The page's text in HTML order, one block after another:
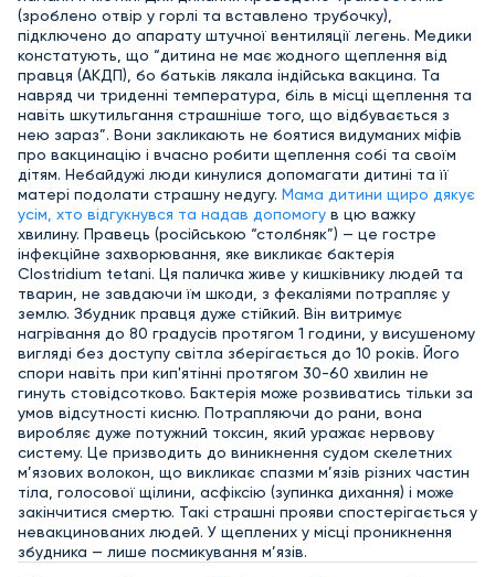
(зроблено отвір у горлі та вставлено трубочку),
підключено до апарату штучної вентиляції легень. Медики
констатують, що “дитина не має жодного щеплення від
правця (АКДП), бо батьків лякала індійська вакцина. Та
навряд чи триденні температура, біль в місці щеплення та
навіть шкутильгання страшніше того, що відбувається з
нею зараз”. Вони закликають не боятися видуманих міфів
про вакцинацію і вчасно робити щеплення собі та своїм
дітям. Небайдужі люди кинулися допомагати дитині та її
матері подолати страшну недугу. Мама дитини щиро дякує
усім, хто відгукнувся та надав допомогу в цю важку
хвилину. Правець (російською “столбняк”) — це гостре
інфекційне захворювання, яке викликає бактерія
Clostridium tetani. Ця паличка живе у кишківнику людей та
тварин, не завдаючи їм шкоди, з фекаліями потрапляє у
землю. Збудник правця дуже стійкий. Він витримує
нагрівання до 80 градусів протягом 1 години, у висушеному
вигляді без доступу світла зберігається до 10 років. Його
спори навіть при кип'ятінні протягом 30-60 хвилин не
гинуть стовідсотково. Бактерія може розвиватись тільки за
умов відсутності кисню. Потрапляючи до рани, вона
виробляє дуже потужний токсин, який уражає нервову
систему. Це призводить до виникнення судом скелетних
м’язових волокон, що викликає спазми м’язів різних частин
тіла, голосової щілини, асфіксію (зупинка дихання) і може
закінчитися смертю. Такі страшні прояви спостерігається у
невакцинованих людей. У щеплених у місці проникнення
збудника — лише посмикування м’язів.